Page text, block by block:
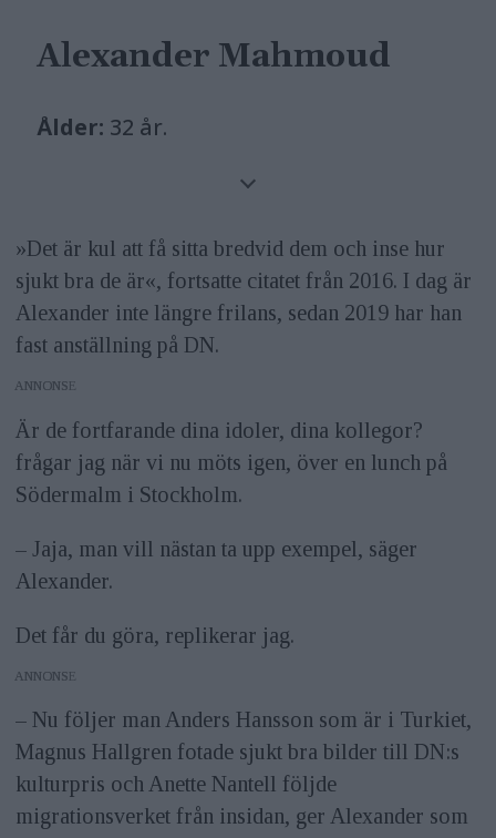
Alexander Mahmoud
Ålder: 32 år.
I Husby, i Stockholm.
Gör: Fotograf på Dagens Nyheter. 2015
nominerades han till Årets berättare i
Stora journalistpriset och 2018 till
Årets röst. 2021 vann han Stora
journalistpriset i kategorin Årets
avslöjande, tillsammans med DN-
journalisterna Josefin Sköld och Patrik
Lundberg, för deras granskning av det
svenska adoptionssystemet. 2019 var
Alexander sommarpratare i Sveriges
böcker, »Mellan rummen« och »Du vill
inte mer«.&nbsp;
I Årets bild-tävlingen vann han i år i
kategorin »Årets vardagslivsbild
utrikes«, han nominerades även för
»Det är kul att få sitta bredvid dem och inse hur
sjukt bra de är«, fortsatte citatet från 2016. I dag är
Alexander inte längre frilans, sedan 2019 har han
fast anställning på DN.
ANNONS
Är de fortfarande dina idoler, dina kollegor?
frågar jag när vi nu möts igen, över en lunch på
Södermalm i Stockholm.
– Jaja, man vill nästan ta upp exempel, säger
Alexander.
Det får du göra, replikerar jag.
ANNONS
– Nu följer man Anders Hansson som är i Turkiet,
Magnus Hallgren fotade sjukt bra bilder till DN:s
kulturpris och Anette Nantell följde
migrationsverket från insidan, ger Alexander som